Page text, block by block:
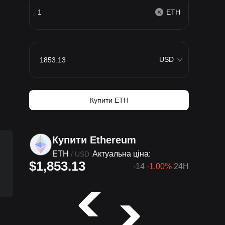
ETH
USD
Купити ETH
Купити Ethereum
ETH / USD Актуальна ціна:
$1,853.13 -14 -1.00% 24H